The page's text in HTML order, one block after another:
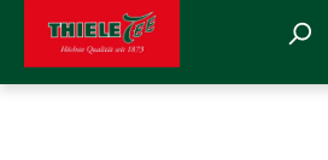
Zum Hauptinhalt springen
THIELE TEE>Tee Alle Teesorten>